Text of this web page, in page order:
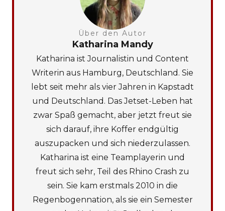
Über den Autor
Katharina Mandy
Katharina ist Journalistin und Content
Writerin aus Hamburg, Deutschland. Sie
lebt seit mehr als vier Jahren in Kapstadt
und Deutschland. Das Jetset-Leben hat
zwar Spaß gemacht, aber jetzt freut sie
sich darauf, ihre Koffer endgültig
auszupacken und sich niederzulassen.
Katharina ist eine Teamplayerin und
freut sich sehr, Teil des Rhino Crash zu
sein. Sie kam erstmals 2010 in die
Regenbogennation, als sie ein Semester